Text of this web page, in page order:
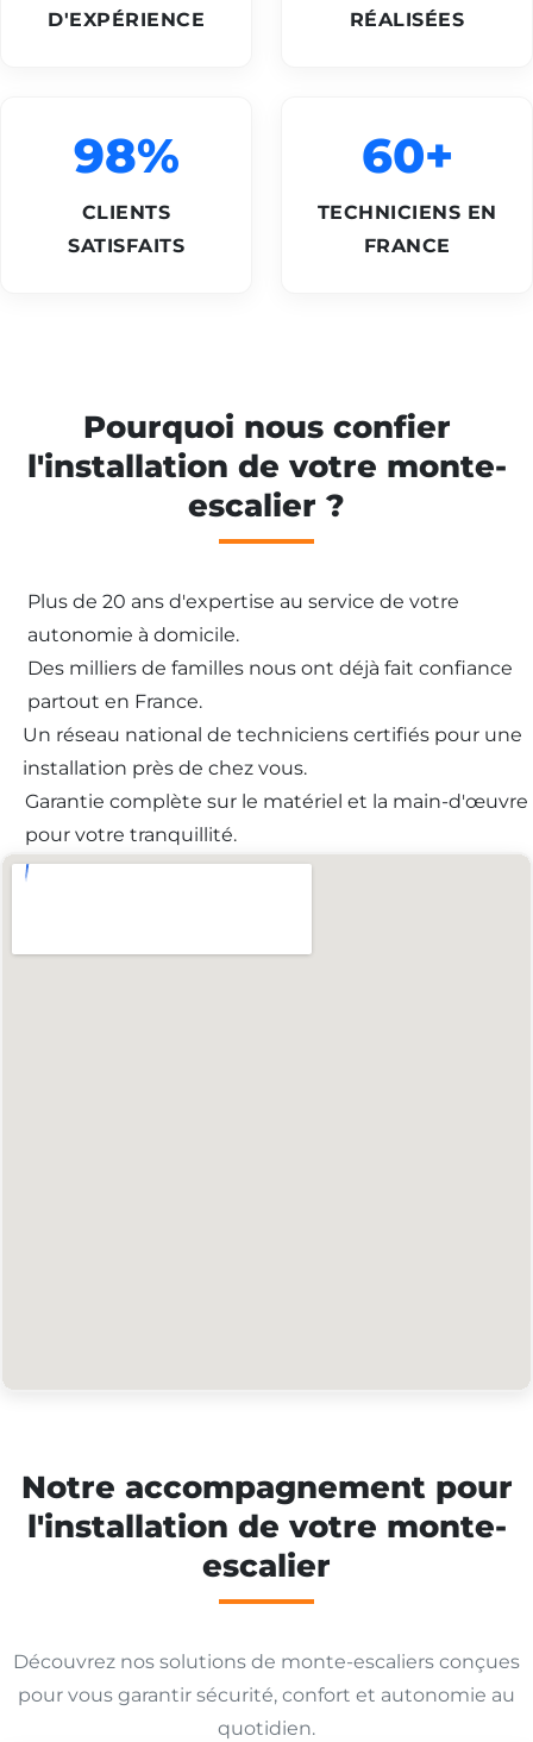
D'EXPÉRIENCE
RÉALISÉES
98%
CLIENTS
SATISFAITS
60+
TECHNICIENS EN
FRANCE
Pourquoi nous confier
l'installation de votre monte-
escalier ?
Plus de 20 ans d'expertise au service de votre
autonomie à domicile.
Des milliers de familles nous ont déjà fait confiance
partout en France.
Un réseau national de techniciens certifiés pour une
installation près de chez vous.
Garantie complète sur le matériel et la main-d'œuvre
pour votre tranquillité.
Notre accompagnement pour
l'installation de votre monte-
escalier
Découvrez nos solutions de monte-escaliers conçues
pour vous garantir sécurité, confort et autonomie au
quotidien.